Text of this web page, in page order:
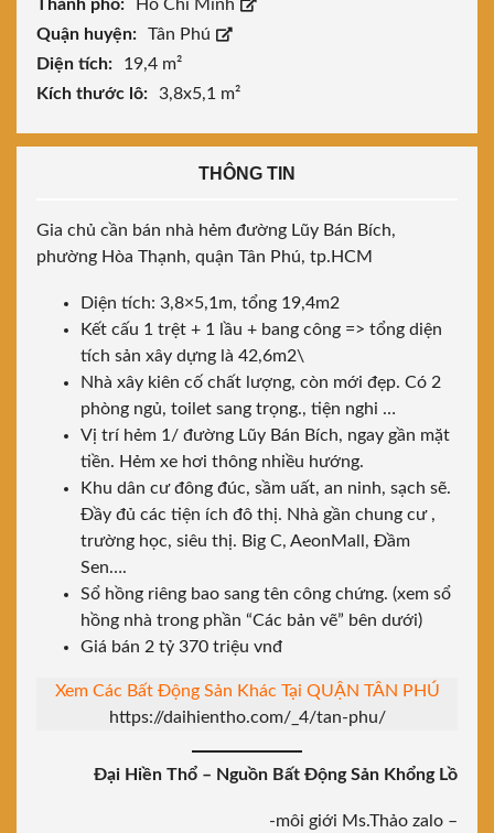
Thành phố:
Hồ Chí Minh
Quận huyện:
Tân Phú
Diện tích:
19,4 m²
Kích thước lô:
3,8x5,1 m²
THÔNG TIN
Gia chủ cần bán nhà hẻm đường Lũy Bán Bích,
phường Hòa Thạnh, quận Tân Phú, tp.HCM
Diện tích: 3,8×5,1m, tổng 19,4m2
Kết cấu 1 trệt + 1 lầu + bang công => tổng diện
tích sản xây dựng là 42,6m2\
Nhà xây kiên cố chất lượng, còn mới đẹp. Có 2
phòng ngủ, toilet sang trọng., tiện nghi …
Vị trí hẻm 1/ đường Lũy Bán Bích, ngay gần mặt
tiền. Hẻm xe hơi thông nhiều hướng.
Khu dân cư đông đúc, sầm uất, an ninh, sạch sẽ.
Đầy đủ các tiện ích đô thị. Nhà gần chung cư ,
trường học, siêu thị. Big C, AeonMall, Đầm
Sen….
Sổ hồng riêng bao sang tên công chứng. (xem sổ
hồng nhà trong phần “Các bản vẽ” bên dưới)
Giá bán 2 tỷ 370 triệu vnđ
Xem Các Bất Động Sản Khác Tại QUẬN TÂN PHÚ
https://daihientho.com/_4/tan-phu/
Đại Hiền Thổ – Nguồn Bất Động Sản Khổng Lồ
-môi giới Ms.Thảo zalo –